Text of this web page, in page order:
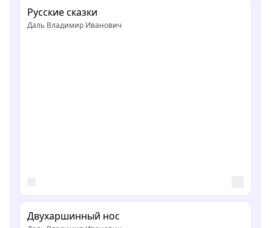
Русские сказки
Даль Владимир Иванович
Двухаршинный нос